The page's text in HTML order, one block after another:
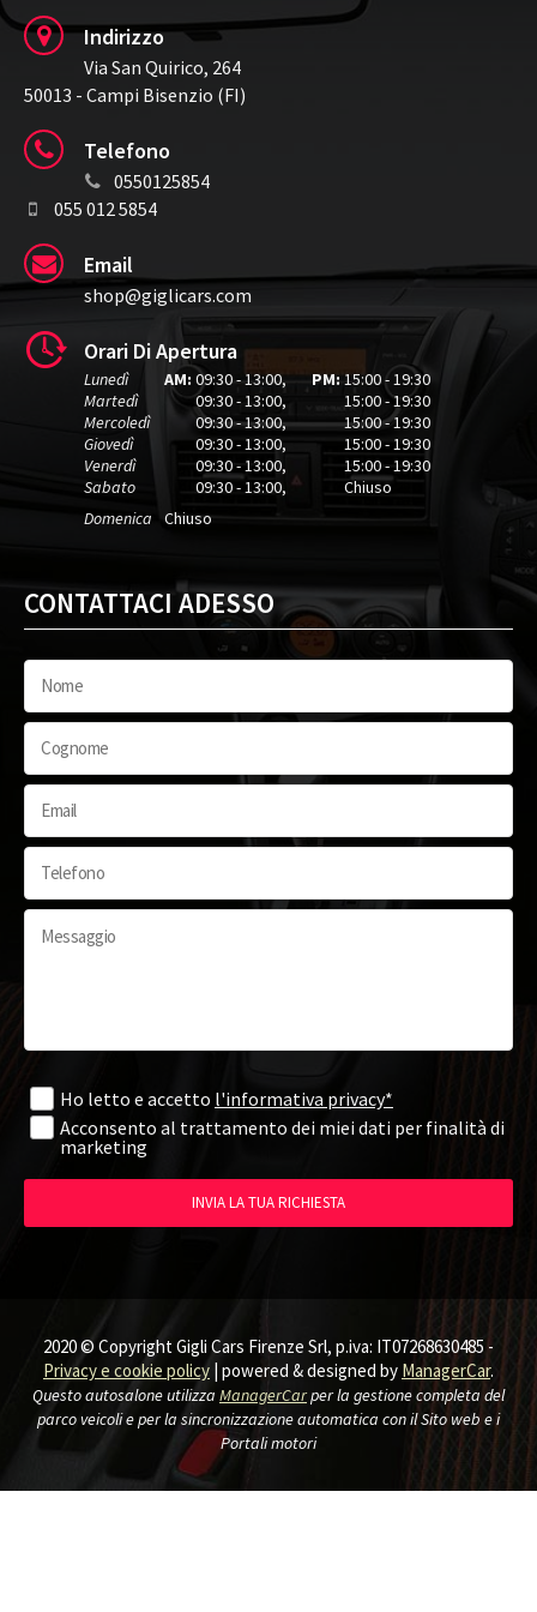
PRONTA CONSEGNA
Portellone posteriore elettrico
Fari full LED
Luci diurne
Leve al volante
Climatizzatore Automatico
Sedili posteriori sdoppiabili
Park distance control
Controllo elettronico della corsia
Riconoscimento dei segnali stradali
Telecamera per parcheggio assistito
Sensore di luminosità
Indirizzo
Via San Quirico, 264
50013 - Campi Bisenzio (FI)
Telefono
0550125854
055 012 5854
Email
shop@giglicars.com
Orari Di Apertura
Lunedì AM: 09:30 - 13:00, PM:15:00 - 19:30
Martedì
09:30 - 13:00,
15:00 - 19:30
Mercoledì
09:30 - 13:00,
15:00 - 19:30
Giovedì
09:30 - 13:00,
15:00 - 19:30
Venerdì
09:30 - 13:00,
15:00 - 19:30
Sabato
09:30 - 13:00,
Chiuso
Domenica
Chiuso
CONTATTACI ADESSO
Ho letto e accetto l'informativa privacy*
Acconsento al trattamento dei miei dati per finalità di
marketing
INVIA LA TUA RICHIESTA
2020 © Copyright Gigli Cars Firenze Srl, p.iva: IT07268630485 -
Privacy e cookie policy | powered & designed by ManagerCar.
Questo autosalone utilizza ManagerCarper la gestione completa del
parco veicoli e per la sincronizzazione automatica con il Sito web e i
Portali motori